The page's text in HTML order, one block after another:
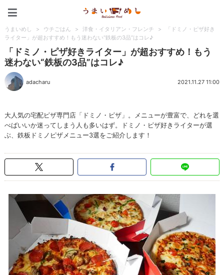
うまいめし > ウチごはん > 洋食・イタリアン・フレンチ >
「ドミノ・ピザ好き
ライター」が超おすすめ！もう迷わない“鉄板の3品”はコレ♪
「ドミノ・ピザ好きライター」が超おすすめ！もう
迷わない“鉄板の3品”はコレ♪
adacharu 2021.11.27 11:00
大人気の宅配ピザ専門店「ドミノ・ピザ」。メニューが豊富で、どれを選
べばいいか迷ってしまう人も多いはず。ドミノ・ピザ好きライターが選
ぶ、鉄板ドミノピザメニュー3選をご紹介します！